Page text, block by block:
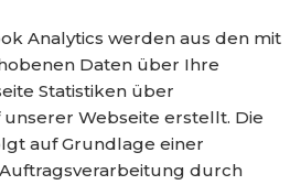
Analytics werden aus den mit
Daten über Ihre
Statistiken über
Webseite erstellt. Die
auf Grundlage einer
durch